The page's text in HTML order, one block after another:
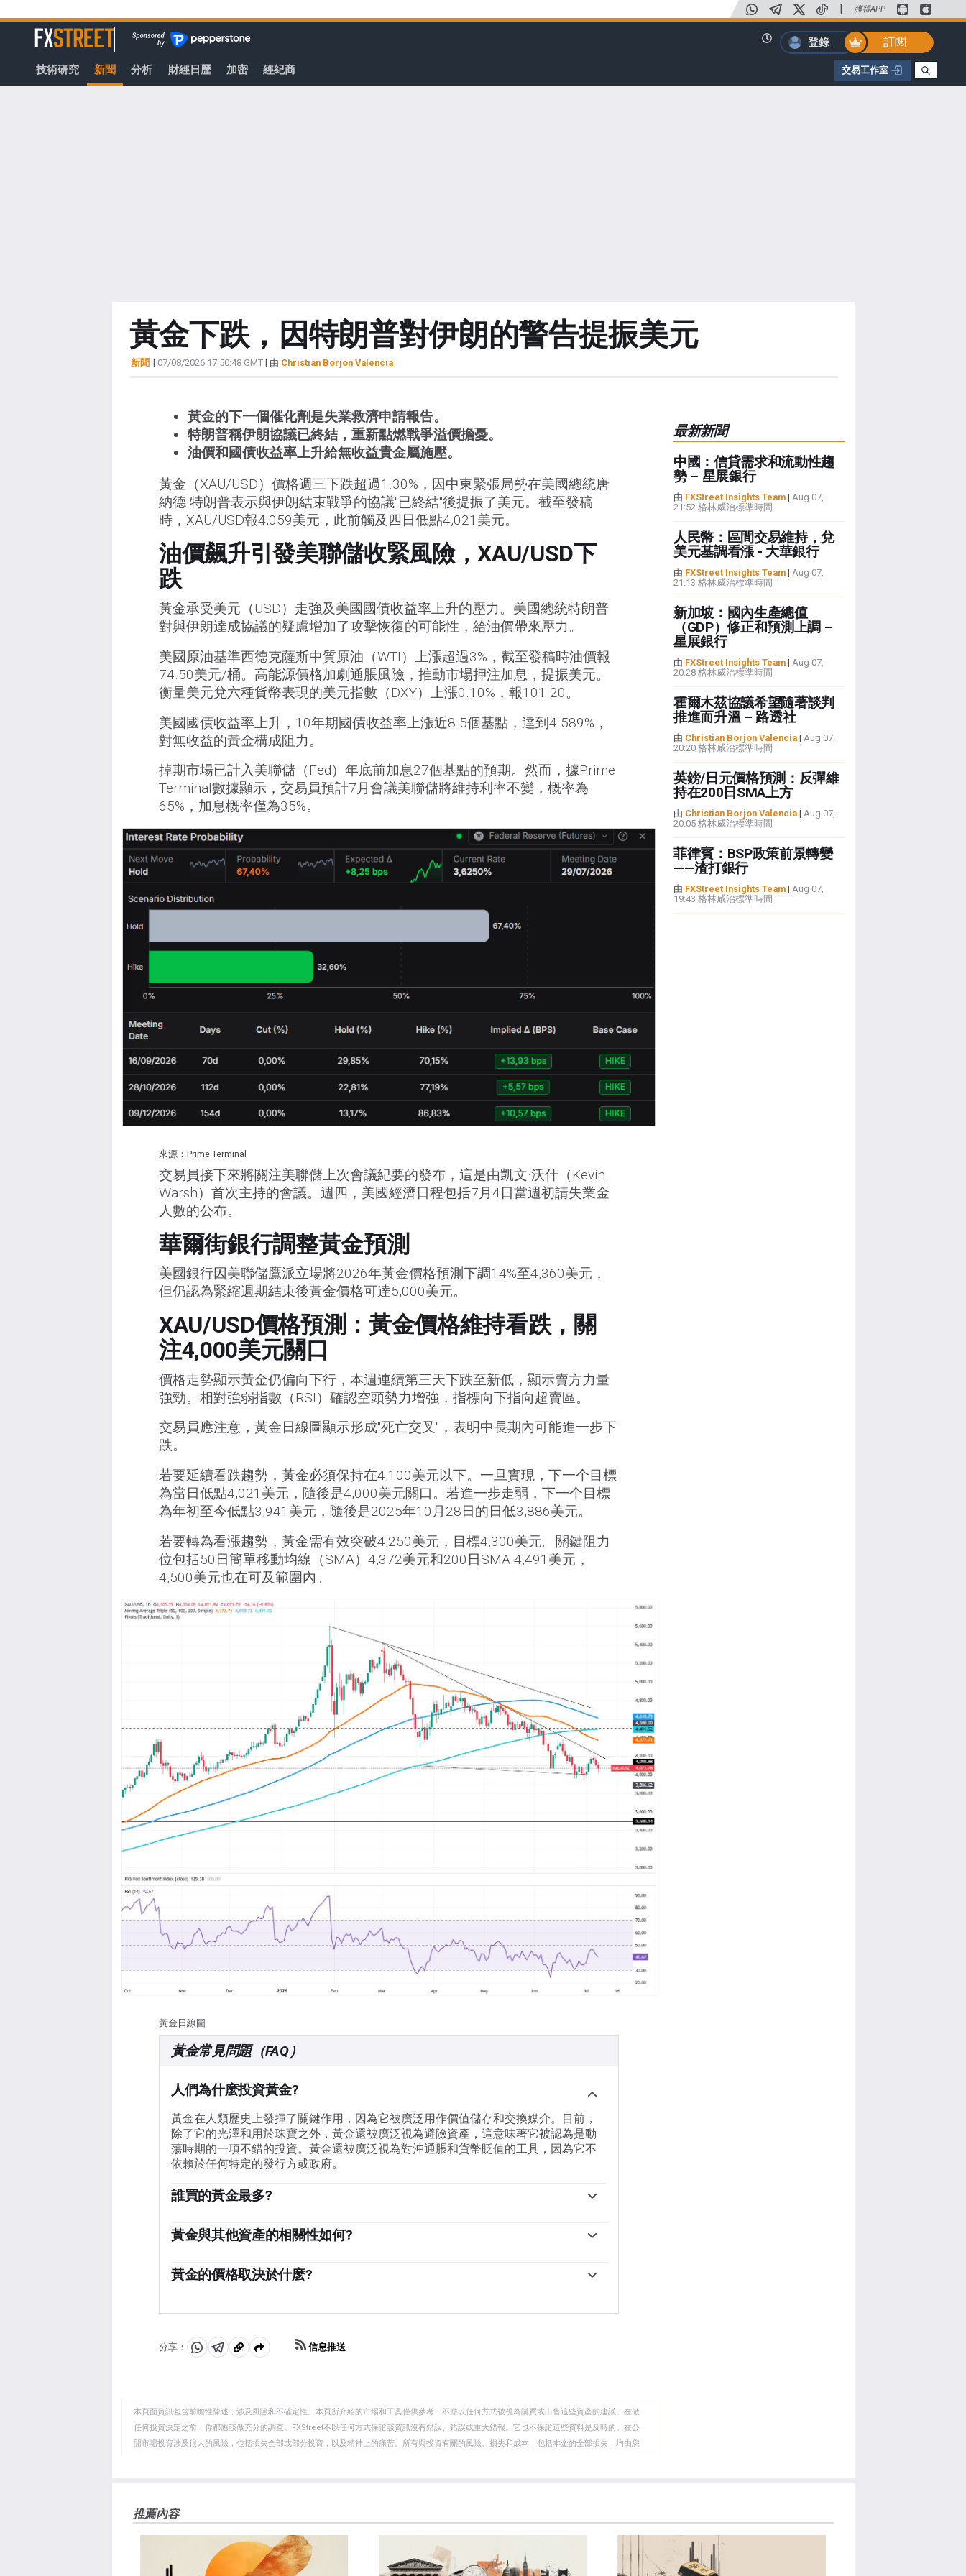
至
容
| 獲得APP
FXStreet
登錄
訂閱
技術研究 新聞 分析 財經日歷 加密 經紀商 交易工作室
黃金下跌，因特朗普對伊朗的警告提振美元
新聞 | 07/08/2026 17:50:48 GMT| 由 Christian Borjon Valencia
黃金的下一個催化劑是失業救濟申請報告。
特朗普稱伊朗協議已終結，重新點燃戰爭溢價擔憂。
油價和國債收益率上升給無收益貴金屬施壓。
黃金（XAU/USD）價格週三下跌超過1.30%，因中東緊張局勢在美國總統唐
納德·特朗普表示與伊朗結束戰爭的協議"已終結"後提振了美元。截至發稿
時，XAU/USD報4,059美元，此前觸及四日低點4,021美元。
油價飆升引發美聯儲收緊風險，XAU/USD下
跌
黃金承受美元（USD）走強及美國國債收益率上升的壓力。美國總統特朗普
對與伊朗達成協議的疑慮增加了攻擊恢復的可能性，給油價帶來壓力。
美國原油基準西德克薩斯中質原油（WTI）上漲超過3%，截至發稿時油價報
74.50美元/桶。高能源價格加劇通脹風險，推動市場押注加息，提振美元。
衡量美元兌六種貨幣表現的美元指數（DXY）上漲0.10%，報101.20。
美國國債收益率上升，10年期國債收益率上漲近8.5個基點，達到4.589%，
對無收益的黃金構成阻力。
掉期市場已計入美聯儲（Fed）年底前加息27個基點的預期。然而，據Prime
Terminal數據顯示，交易員預計7月會議美聯儲將維持利率不變，概率為
65%，加息概率僅為35%。
來源：Prime Terminal
交易員接下來將關注美聯儲上次會議紀要的發布，這是由凱文·沃什（Kevin
Warsh）首次主持的會議。週四，美國經濟日程包括7月4日當週初請失業金
人數的公布。
華爾街銀行調整黃金預測
美國銀行因美聯儲鷹派立場將2026年黃金價格預測下調14%至4,360美元，
但仍認為緊縮週期結束後黃金價格可達5,000美元。
XAU/USD價格預測：黃金價格維持看跌，關
注4,000美元關口
價格走勢顯示黃金仍偏向下行，本週連續第三天下跌至新低，顯示賣方力量
強勁。相對強弱指數（RSI）確認空頭勢力增強，指標向下指向超賣區。
交易員應注意，黃金日線圖顯示形成"死亡交叉"，表明中長期內可能進一步下
跌。
若要延續看跌趨勢，黃金必須保持在4,100美元以下。一旦實現，下一个目標
為當日低點4,021美元，隨後是4,000美元關口。若進一步走弱，下一个目標
為年初至今低點3,941美元，隨後是2025年10月28日的日低3,886美元。
若要轉為看漲趨勢，黃金需有效突破4,250美元，目標4,300美元。關鍵阻力
位包括50日簡單移動均線（SMA）4,372美元和200日SMA 4,491美元，
4,500美元也在可及範圍內。
黃金日線圖
黃金常見問題（FAQ）
人們為什麽投資黃金?
黃金在人類歷史上發揮了關鍵作用，因為它被廣泛用作價值儲存和交換媒介。目前，
除了它的光澤和用於珠寶之外，黃金還被廣泛視為避險資產，這意味著它被認為是動
蕩時期的一項不錯的投資。黃金還被廣泛視為對沖通脹和貨幣貶值的工具，因為它不
依賴於任何特定的發行方或政府。
誰買的黃金最多?
備多樣化，並購買黃金，以提高人們對經濟和貨幣實力的看法。高黃金儲備可以成為
度和土耳其等新興經濟體的央行正在迅速增加黃金儲備。
黃金與其他資產的相關性如何?
時，黃金往往會上漲，使投資者和央行能夠在動蕩時期實現資產多元化。黃金與風險
黃金的價格取決於什麽?
迅速推高黃金價格，因其避險地位。作為一種低收益資產，黃金往往會隨著利率下降
價，大多數走勢取決於美元(USD)的表現。強勢美元傾向於控製金價，而弱勢美元則可
能推高金價。
分享：
分
WhatsApp
分
Telegram
複
剪
貼
板
信息推送
本頁面資訊包含前瞻性陳述，涉及風險和不確定性。本頁所介紹的市場和工具僅供參考，不應以任何方式被視為購買或出售這些資產的建議。在做
任何投資決定之前，你都應該做充分的調查。FXStreet不以任何方式保證該資訊沒有錯誤、錯誤或重大錯報。它也不保證這些資料是及時的。在公
開市場投資涉及很大的風險，包括損失全部或部分投資，以及精神上的痛苦。所有與投資有關的風險、損失和成本，包括本金的全部損失，均由您
FXStreet和作者不提供個性化的建議。作者對該資訊的準確性、完整性或適用性不作任何陳述。FXStreet和作者將不承擔任何錯誤，遺漏或任何損
失，傷害或損害由此資訊及其顯示或使用引起的。錯誤和遺漏除外。本文作者和FXStreet並非註冊投資顧問，本文內容無意提供任何投資建議。
最新新聞
中國：信貸需求和流動性趨
勢 – 星展銀行
由 FXStreet Insights Team| Aug 07,
21:52 格林威治標準時間
人民幣：區間交易維持，兌
美元基調看漲 - 大華銀行
由 FXStreet Insights Team| Aug 07,
21:13 格林威治標準時間
新加坡：國內生產總值
（GDP）修正和預測上調 –
星展銀行
由 FXStreet Insights Team| Aug 07,
20:28 格林威治標準時間
霍爾木茲協議希望隨著談判
推進而升溫 – 路透社
由 Christian Borjon Valencia| Aug 07,
20:20 格林威治標準時間
英鎊/日元價格預測：反彈維
持在200日SMA上方
由 Christian Borjon Valencia| Aug 07,
20:05 格林威治標準時間
菲律賓：BSP政策前景轉變
——渣打銀行
由 FXStreet Insights Team| Aug 07,
19:43 格林威治標準時間
推薦內容